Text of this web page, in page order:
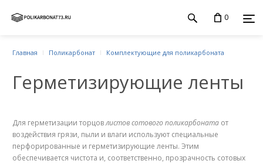
0
Главная Поликарбонат Комплектующие для поликарбоната
Герметизирующие ленты
Для герметизации торцовлистов сотового поликарбоната от
воздействия грязи, пыли и влаги используют специальные
перфорированные и герметизирующие ленты. Этим
обеспечивается чистота и, соответственно, прозрачность сотовых